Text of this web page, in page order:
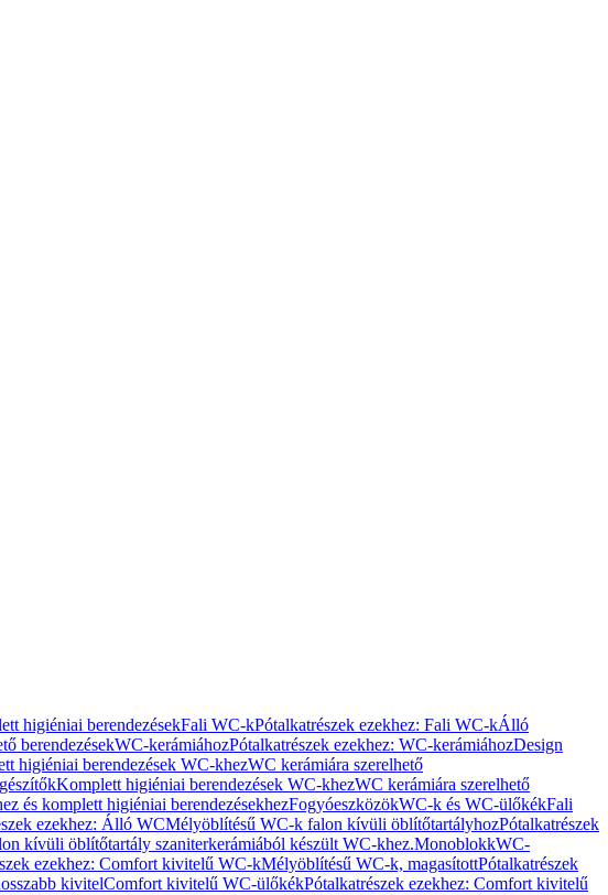
higiéniai berendezésekFali WC-kPótalkatrészek ezekhez: Fali WC-kÁlló
berendezésekWC-kerámiáhozPótalkatrészek ezekhez: WC-kerámiáhozDesign
higiéniai berendezések WC-khezWC kerámiára szerelhető
Komplett higiéniai berendezések WC-khezWC kerámiára szerelhető
és komplett higiéniai berendezésekhezFogyóeszközökWC-k és WC-ülőkékFali
ezekhez: Álló WCMélyöblítésű WC-k falon kívüli öblítőtartályhozPótalkatrészek
kívüli öblítőtartály szaniterkerámiából készült WC-khez.MonoblokkWC-
ezekhez: Comfort kivitelű WC-kMélyöblítésű WC-k, magasítottPótalkatrészek
kivitelComfort kivitelű WC-ülőkékPótalkatrészek ezekhez: Comfort kivitelű